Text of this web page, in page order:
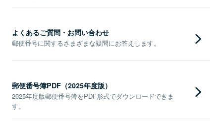
よくあるご質問・お問い合わせ
郵便番号に関するさまざまな疑問にお答えします。
郵便番号簿PDF（2025年度版）
2025年度版郵便番号簿をPDF形式でダウンロードできま
す。